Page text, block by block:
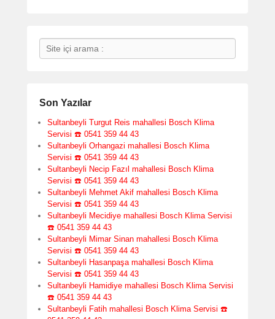
Search
Son Yazılar
Sultanbeyli Turgut Reis mahallesi Bosch Klima
Servisi ☎️ 0541 359 44 43
Sultanbeyli Orhangazi mahallesi Bosch Klima
Servisi ☎️ 0541 359 44 43
Sultanbeyli Necip Fazıl mahallesi Bosch Klima
Servisi ☎️ 0541 359 44 43
Sultanbeyli Mehmet Akif mahallesi Bosch Klima
Servisi ☎️ 0541 359 44 43
Sultanbeyli Mecidiye mahallesi Bosch Klima Servisi
☎️ 0541 359 44 43
Sultanbeyli Mimar Sinan mahallesi Bosch Klima
Servisi ☎️ 0541 359 44 43
Sultanbeyli Hasanpaşa mahallesi Bosch Klima
Servisi ☎️ 0541 359 44 43
Sultanbeyli Hamidiye mahallesi Bosch Klima Servisi
☎️ 0541 359 44 43
Sultanbeyli Fatih mahallesi Bosch Klima Servisi ☎️